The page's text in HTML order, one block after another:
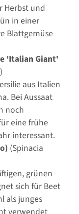
Herbst und
in einer
Blattgemüse
'Italian Giant'
aus Italien
Bei Aussaat
noch
eine frühe
interessant.
(Spinacia
grünen
sich für Beet
als junges